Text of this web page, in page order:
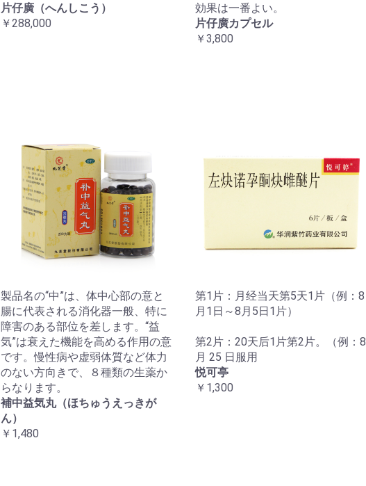
片仔廣（へんしこう）
￥288,000
効果は一番よい。
片仔廣カプセル
￥3,800
製品名の“中”は、体中心部の意と
腸に代表される消化器一般、特に
障害のある部位を差します。“益
気”は衰えた機能を高める作用の意
です。慢性病や虚弱体質など体力
のない方向きで、８種類の生薬か
らなります。
補中益気丸（ほちゅうえっきが
ん）
￥1,480
第1片：月经当天第5天1片（例：8
月1日～8月5日1片）
第2片：20天后1片第2片。（例：8
月 25 日服用
悦可亭
￥1,300